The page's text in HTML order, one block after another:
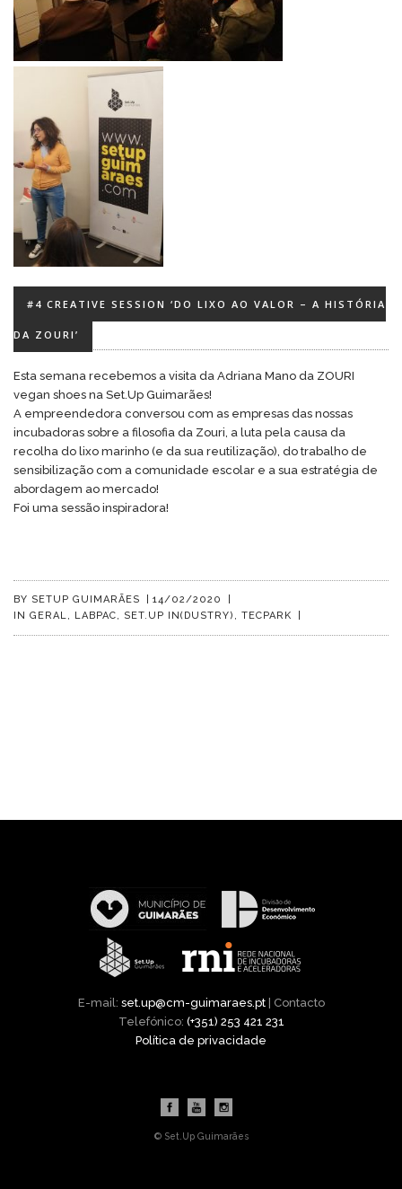
#4 CREATIVE SESSION ‘DO LIXO AO VALOR – A HISTÓRIA
DA ZOURI’
Esta semana recebemos a visita da Adriana Mano da ZOURI
vegan shoes na Set.Up Guimarães!
A empreendedora conversou com as empresas das nossas
incubadoras sobre a filosofia da Zouri, a luta pela causa da
recolha do lixo marinho (e da sua reutilização), do trabalho de
sensibilização com a comunidade escolar e a sua estratégia de
abordagem ao mercado!
Foi uma sessão inspiradora!
BY SETUP GUIMARÃES 14/02/2020
IN GERAL, LABPAC, SET.UP IN(DUSTRY) , TECPARK
E-mail: set.up@cm-guimaraes.pt| Contacto
Telefónico: (+351) 253 421 231
Política de privacidade
© Set.Up Guimarães